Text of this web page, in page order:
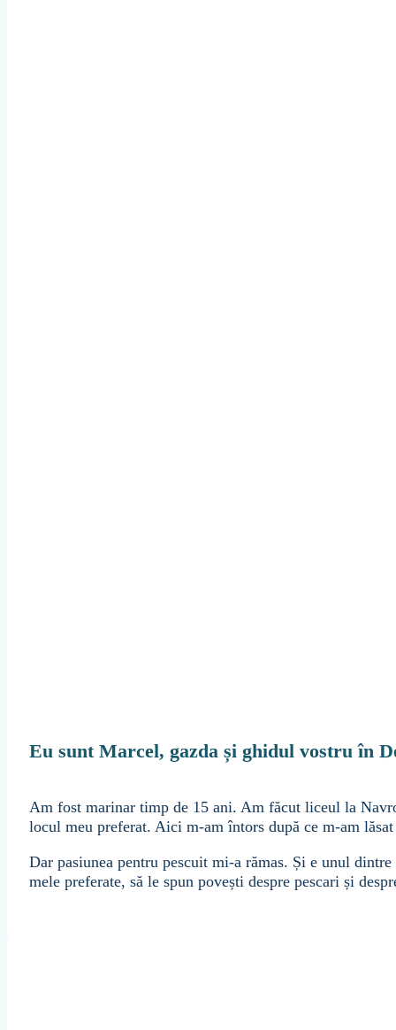
Eu sunt Marcel, gazda și ghidul vostru în
Am fost marinar timp de 15 ani. Am făcut liceul la
locul meu preferat. Aici m-am întors după ce m-am
Dar pasiunea pentru pescuit mi-a rămas. Și e unul
mele preferate, să le spun povești despre pescari și